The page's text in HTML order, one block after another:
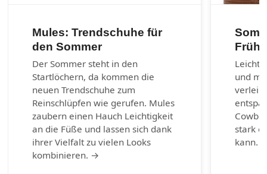
Mules: Trendschuhe für
den Sommer
Der Sommer steht in den
Startlöchern, da kommen die
neuen Trendschuhe zum
Reinschlüpfen wie gerufen. Mules
zaubern einen Hauch Leichtigkeit
an die Füße und lassen sich dank
ihrer Vielfalt zu vielen Looks
kombinieren. →
und
stark
kann.